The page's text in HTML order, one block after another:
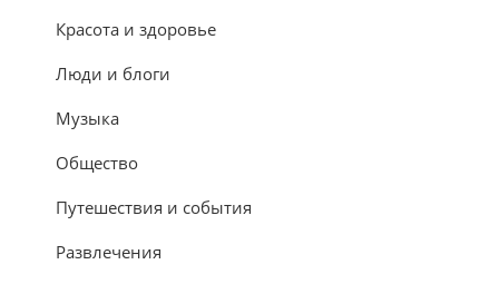
Красота и здоровье
Люди и блоги
Музыка
Общество
Путешествия и события
Развлечения